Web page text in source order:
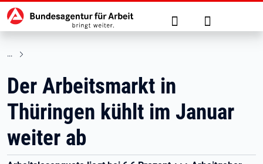
zu den Hauptinhalten springen
Hauptnavigation Suche Anmelden
Der Arbeitsmarkt in
Thüringen kühlt im Januar
weiter ab